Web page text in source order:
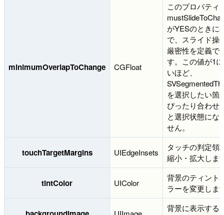
minimumOverlapToChange CGFloat
このプロパティ
がYESのときに
で、スライド操
厳密性を定義で
す。この値が1
いほど、
を選択したい箇
ぴったり合わせ
と選択状態にな
せん。
touchTargetMargins UIEdgeInsets
タッチの判定領
縮小・拡大しま
tintColor UIColor
背景のティント
ラーを変更しま
背景に表示する